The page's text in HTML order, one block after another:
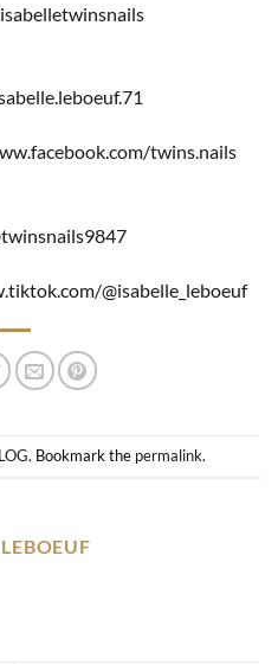
twins.nails
@isabelle_leboeuf
. Bookmark the permalink.